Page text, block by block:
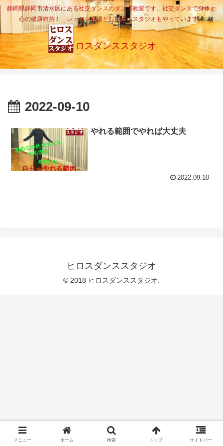
静岡県静岡市清水区にある社交ダンスのダンス教室です。社交ダンスで身体と
心の健康維持！ レッスン会場として貸しスタジオもやっています。
ヒロスダンススタジオ
2022-09-10
やれる範囲でやれば大丈夫
2022.09.10
ヒロスダンススタジオ
© 2018 ヒロスダンススタジオ.
メニュー ホーム 検索 トップ サイドバー